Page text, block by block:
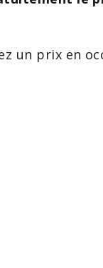
un prix en